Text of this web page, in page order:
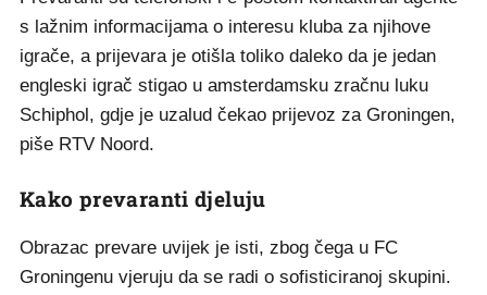
s lažnim informacijama o interesu kluba za njihove
igrače, a prijevara je otišla toliko daleko da je jedan
engleski igrač stigao u amsterdamsku zračnu luku
Schiphol, gdje je uzalud čekao prijevoz za Groningen,
piše RTV Noord.
Kako prevaranti djeluju
Obrazac prevare uvijek je isti, zbog čega u FC
Groningenu vjeruju da se radi o sofisticiranoj skupini.